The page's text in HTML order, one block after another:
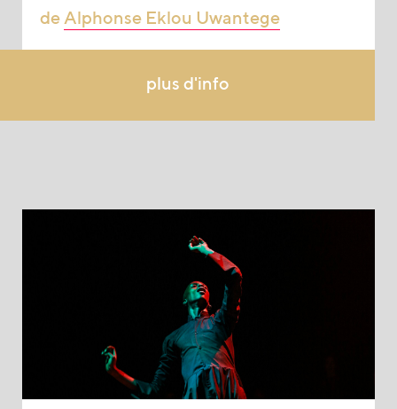
de Alphonse Eklou Uwantege
plus d'info